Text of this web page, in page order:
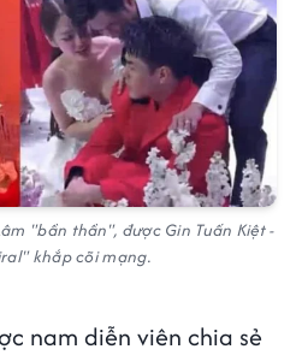
"bần thần", được Gin Tuấn Kiệt -
khắp cõi mạng.
nam diễn viên chia sẻ